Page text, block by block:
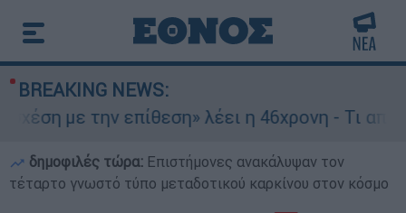
BREAKING NEWS:
επίθεση» λέει η 46χρονη - Τι αποκάλυψε
δημοφιλές τώρα: Επιστήμονες ανακάλυψαν τον
τέταρτο γνωστό τύπο μεταδοτικού καρκίνου στον κόσμο